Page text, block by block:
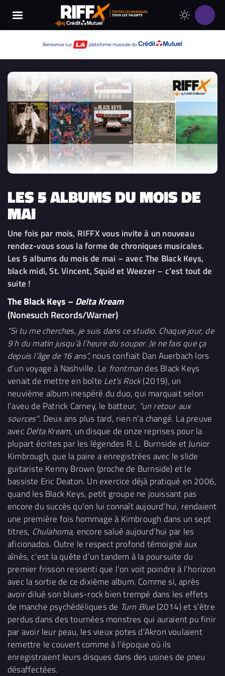
Bienvenue sur plateforme musicale du
Changer
de
RIFFX
Thème
clair
LES 5 ALBUMS DU MOIS DE
MAI
Une fois par mois, RIFFX vous invite à un nouveau
rendez-vous sous la forme de chroniques musicales.
Les 5 albums du mois de mai – avec The Black Keys,
black midi, St. Vincent, Squid et Weezer – c’est tout de
suite !
The Black Keys – Delta Kream
(Nonesuch Records/Warner)
“Si tu me cherches, je suis dans ce studio. Chaque jour, de
9 h du matin jusqu’à l’heure du souper. Je ne fais que ça
depuis l’âge de 16 ans”,nous confiait Dan Auerbach lors
d’un voyage à Nashville. Le frontman des Black Keys
venait de mettre en boîte Let’s Rock(2019), un
neuvième album inespéré du duo, qui marquait selon
l’aveu de Patrick Carney, le batteur, “un retour aux
sources”. Deux ans plus tard, rien n’a changé. La preuve
avec Delta Kream, un disque de onze reprises pour la
plupart écrites par les légendes R. L. Burnside et Junior
Kimbrough, que la paire a enregistrées avec le slide
guitariste Kenny Brown (proche de Burnside) et le
bassiste Eric Deaton. Un exercice déjà pratiqué en 2006,
quand les Black Keys, petit groupe ne jouissant pas
encore du succès qu’on lui connaît aujourd’hui, rendaient
une première fois hommage à Kimbrough dans un sept
titres, Chulahoma, encore salué aujourd’hui par les
aficionados. Outre le respect profond témoigné aux
aînés, c’est la quête d’un tandem à la poursuite du
premier frisson ressenti que l’on voit poindre à l’horizon
avec la sortie de ce dixième album. Comme si, après
avoir dilué son blues-rock bien trempé dans les effets
de manche psychédéliques de Turn Blue(2014) et s’être
perdus dans des tournées monstres qui auraient pu finir
par avoir leur peau, les vieux potes d’Akron voulaient
remettre le couvert comme à l’époque où ils
enregistraient leurs disques dans des usines de pneu
désaffectées.